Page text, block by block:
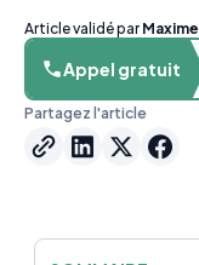
Article validé par Maxime
Appel gratuit
Partagez l'article